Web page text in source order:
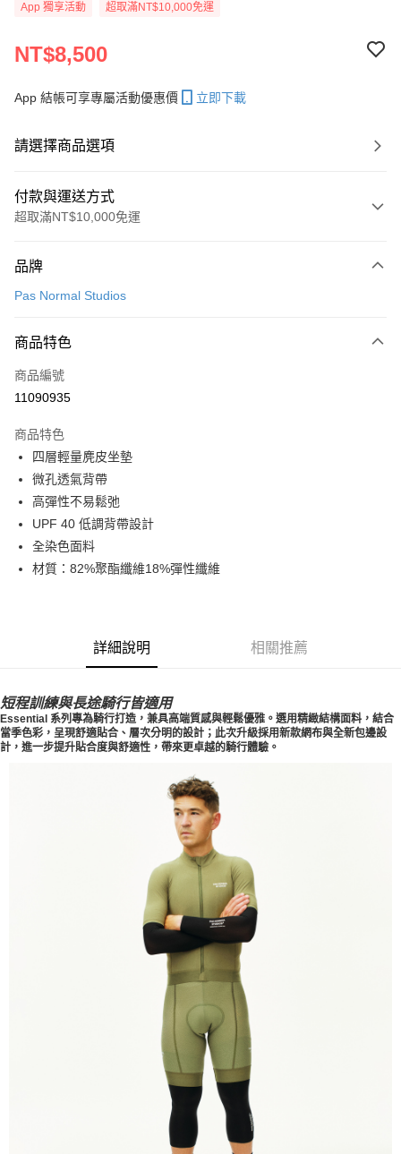
App 獨享活動 超取滿NT$10,000免運
NT$8,500
App 結帳可享專屬活動優惠價 立即下載
請選擇商品選項
付款與運送方式
超取滿NT$10,000免運
信用卡一次付款
LINE Pay
Apple Pay
運送方式
全家店到店
每筆NT$80，滿NT$10,000(含以上)免運費
付款後全家取貨
每筆NT$80，滿NT$10,000(含以上)免運費
付款後7-11取貨
宅配
每筆NT$130，滿NT$10,000(含以上)免運費
品牌
Pas Normal Studios
商品特色
商品編號
11090935
商品特色
四層輕量麂皮坐墊
微孔透氣背帶
高彈性不易鬆弛
UPF 40 低調背帶設計
全染色面料
材質：82%聚酯纖維18%彈性纖維
詳細說明 相關推薦
短程訓練與長途騎行皆適用
Essential 系列專為騎行打造，兼具高端質感與輕鬆優雅。選用精緻結構面料，結合
當季色彩，呈現舒適貼合、層次分明的設計；此次升級採用新款網布與全新包邊設
計，進一步提升貼合度與舒適性，帶來更卓越的騎行體驗。